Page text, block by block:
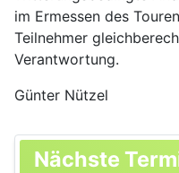
im Ermessen des
Teilnehmer
Verantwortung.
Günter Nützel
Nächste